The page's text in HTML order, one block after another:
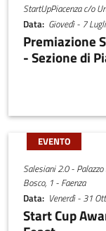
StartUpPiacenza c/o
Data Giovedì - 7
Premiazione
- Sezione di
EVENTO
Salesiani 2.0 -
Bosco, 1 - Faenza
Data Venerdì - 31
Start Cup